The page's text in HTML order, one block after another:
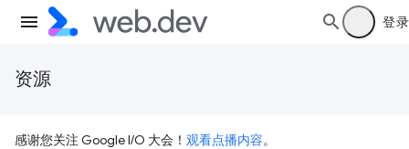
登录
资源
感谢您关注 Google I/O 大会！ 观看点播内容。